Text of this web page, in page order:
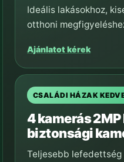
Ideális lakásokhoz,
otthoni
Ajánlatot kérek
CSALÁDI HÁZAK
4 kamerás
biztonsági
Teljesebb lefedettség